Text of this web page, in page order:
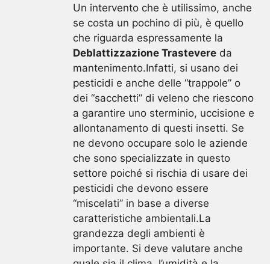
Un intervento che è utilissimo, anche
se costa un pochino di più, è quello
che riguarda espressamente la
Deblattizzazione Trastevere da
mantenimento.Infatti, si usano dei
pesticidi e anche delle “trappole” o
dei “sacchetti” di veleno che riescono
a garantire uno sterminio, uccisione e
allontanamento di questi insetti. Se
ne devono occupare solo le aziende
che sono specializzate in questo
settore poiché si rischia di usare dei
pesticidi che devono essere
“miscelati” in base a diverse
caratteristiche ambientali.La
grandezza degli ambienti è
importante. Si deve valutare anche